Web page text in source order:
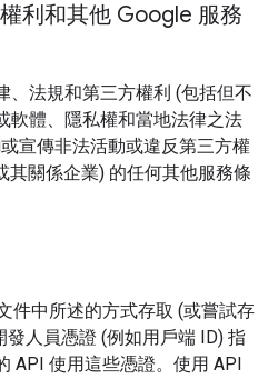
利和其他 Google 服務
、法規和第三方權利 (包括但不
軟體、隱私權和當地法律之法
宣傳非法活動或違反第三方權
其關係企業) 的任何其他服務條
件中所述的方式存取 (或嘗試存
發人員憑證 (例如用戶端 ID) 指
API 使用這些憑證。使用 API